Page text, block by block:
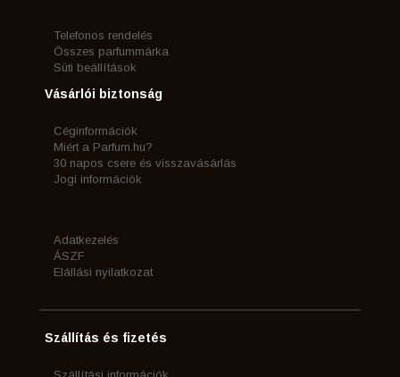
Telefonos rendelés
Összes parfummárka
Süti beállítások
Vásárlói biztonság
Céginformációk
Miért a Parfum.hu?
30 napos csere és visszavásárlás
Jogi információk
Adatkezelés
ÁSZF
Elállási nyilatkozat
Szállítás és fizetés